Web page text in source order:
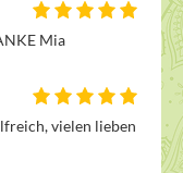
Mia
vielen lieben